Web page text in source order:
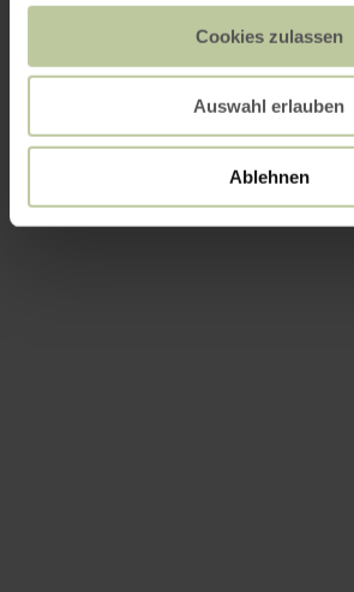
Cookies zulassen
Auswahl erlauben
Ablehnen